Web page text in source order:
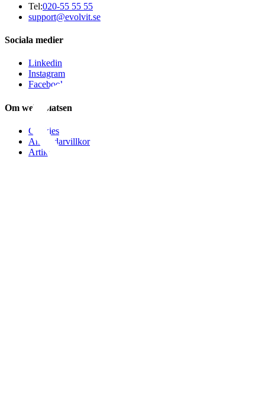
Tel:020-55 55 55
support@evolvit.se
Sociala medier
Linkedin
Instagram
Facebook
Om webbplatsen
Cookies
Användarvillkor
Artiklar